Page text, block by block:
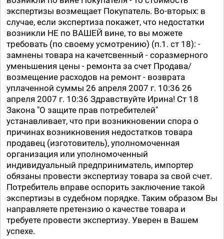
экспертизы возмещает Покупатель. Во-вторых: в
случае, если экспертиза покажет, что недостатки
возникли НЕ по ВАШЕЙ вине, то вы можете
требовать (по своему усмотрению) (п.1. ст 18): -
замнены товара на качетсвенный - соразмерного
уменьшения цены - ремонта за счет Продава/
возмещение расходов на ремонт - возврата
уплаченной суммы 26 апреля 2007 г. 10:36 26
апреля 2007 г. 10:36 Здравствуйте Ирина! Ст 18
Закона "О защите прав потребителей"
устанавливает, что при возникновении спора о
причинах возникновения недостатков товара
продавец (изготовитель), уполномоченная
организация или уполномоченный
индивидуальный предприниматель, импортер
обязаны провести экспертизу товара за свой счет.
Потребитель вправе оспорить заключение такой
экспертизы в судебном порядке. Таким образом Вы
направляете претензию о качестве товара и
требуете провести экспертизу. Уверен в Вашем
успехе.